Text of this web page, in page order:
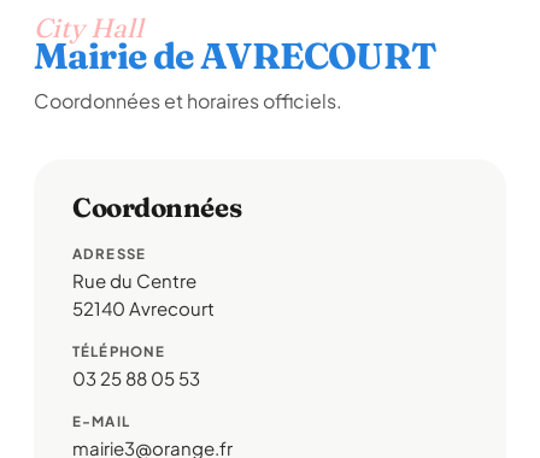
City Hall
Mairie de AVRECOURT
Coordonnées et horaires officiels.
Coordonnées
ADRESSE
Rue du Centre
52140 Avrecourt
TÉLÉPHONE
03 25 88 05 53
E-MAIL
mairie3@orange.fr